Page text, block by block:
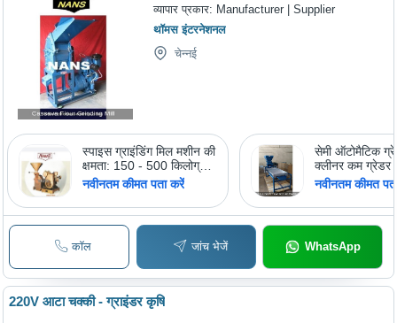
व्यापार प्रकार: Manufacturer | Supplier
थॉमस इंटरनेशनल
चेन्नई
स्पाइस ग्राइंडिंग मिल मशीन की
क्षमता: 150 - 500 किलोग्राम/
घंटा
नवीनतम कीमत पता करें
सेमी ऑटोमैटिक
क्लीनर कम ग्रेडर
नवीनतम कीमत
कॉल जांच भेजें WhatsApp
220V आटा चक्की - ग्राइंडर कृषि